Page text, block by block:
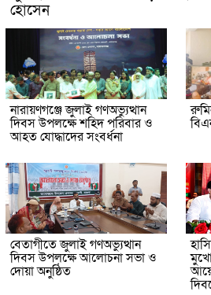
হোসেন
নারায়ণগঞ্জে জুলাই গণঅভ্যুত্থান
দিবস উপলক্ষে শহিদ পরিবার ও
আহত যোদ্ধাদের সংবর্ধনা
বেতাগীতে জুলাই গণঅভ্যুত্থান
দিবস উপলক্ষে আলোচনা সভা ও
দোয়া অনুষ্ঠিত